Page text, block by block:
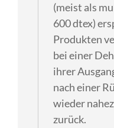
(meist als
600 dtex)
Produkten
bei einer
ihrer
nach einer
wieder
zurück.